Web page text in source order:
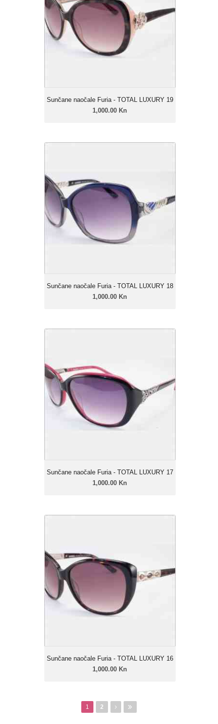
Sunčane naočale Furia - TOTAL LUXURY 19
1,000.00 Kn
Ženski model
Linija: Furia Luxury
Okvir: Celulozni acetat
Leće: Urban soft gradual
Zatamnjenje: 40% - 85%
Sunčane naočale Furia - TOTAL LUXURY 18
1,000.00 Kn
Ženski model
Linija: Furia Luxury
Okvir: Celulozni acetat
Leće: Urban soft gradual
Zatamnjenje: 40% - 85%
Sunčane naočale Furia - TOTAL LUXURY 17
1,000.00 Kn
Ženski model
Linija: Furia Luxury
Okvir: Celulozni acetat
Leće: Urban soft gradual
Zatamnjenje: 40% - 85%
Sunčane naočale Furia - TOTAL LUXURY 16
1,000.00 Kn
Ženski model
Linija: Furia Luxury
Okvir: Celulozni acetat
Leće: Urban soft gradual
Zatamnjenje: 40% - 85%
1 2